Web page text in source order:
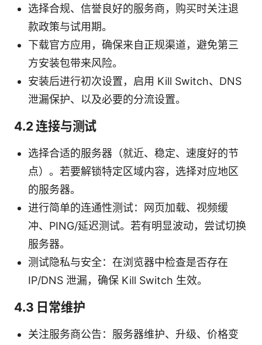
选择合规、信誉良好的服务商，购买时关注退
款政策与试用期。
下载官方应用，确保来自正规渠道，避免第三
方安装包带来风险。
安装后进行初次设置，启用 Kill Switch、DNS
泄漏保护、以及必要的分流设置。
4.2 连接与测试
选择合适的服务器（就近、稳定、速度好的节
点）。若要解锁特定区域内容，选择对应地区
的服务器。
进行简单的连通性测试：网页加载、视频缓
冲、PING/延迟测试。若有明显波动，尝试切换
服务器。
测试隐私与安全：在浏览器中检查是否存在
IP/DNS 泄漏，确保 Kill Switch 生效。
4.3 日常维护
关注服务商公告：服务器维护、升级、价格变